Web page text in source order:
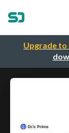
Upgrade to